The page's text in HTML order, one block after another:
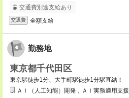
交通費別途支給あり
交通費 全額支給
勤務地
東京都千代田区
東京駅徒歩1分、大手町駅徒歩1分駅直結！
ＡＩ（人工知能）開発，ＡＩ実務適用支援